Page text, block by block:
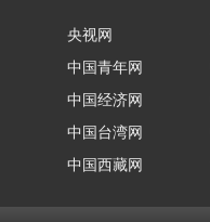
央视网
中国青年网
中国经济网
中国台湾网
中国西藏网